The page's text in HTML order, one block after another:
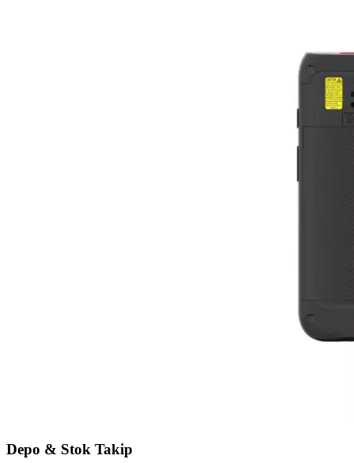
Depo & Stok Takip